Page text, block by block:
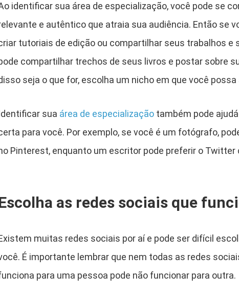
identificar sua área de especialização, você pode se
e autêntico que atraia sua audiência. Então se
tutoriais de edição ou compartilhar seus trabalhos e
compartilhar trechos de seus livros e postar sobre
seja o que for, escolha um nicho em que você
sua área de especialização também pode
para você. Por exemplo, se você é um fotógrafo,
Pinterest, enquanto um escritor pode preferir o Twitter
as redes sociais que
muitas redes sociais por aí e pode ser difícil
É importante lembrar que nem todas as redes
para uma pessoa pode não funcionar para outra.